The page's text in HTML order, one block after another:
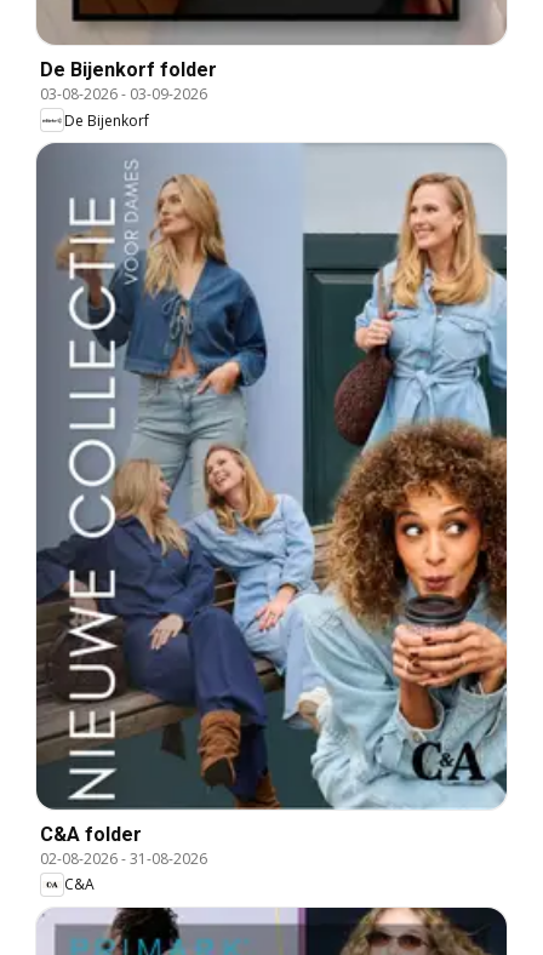
De Bijenkorf folder
03-08-2026- 03-09-2026
De Bijenkorf
C&A folder
02-08-2026-31-08-2026
C&A